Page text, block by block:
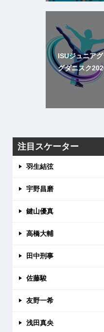
ISUジュニア
グダニスク
注目スケーター
羽生結弦
宇野昌磨
鍵山優真
高橋大輔
田中刑事
佐藤駿
友野一希
浅田真央